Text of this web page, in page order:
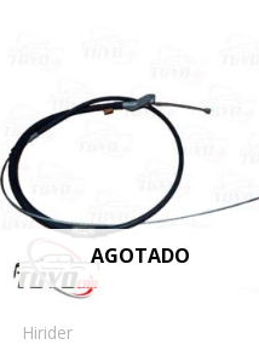
AGOTADO
Hirider